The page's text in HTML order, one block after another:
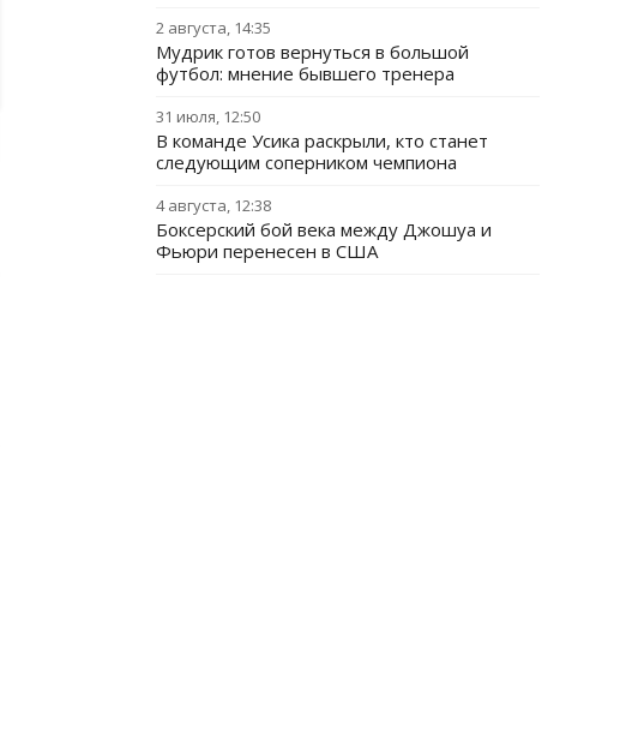
2 августа, 14:35
Мудрик готов вернуться в большой
футбол: мнение бывшего тренера
31 июля, 12:50
В команде Усика раскрыли, кто станет
следующим соперником чемпиона
4 августа, 12:38
Боксерский бой века между Джошуа и
Фьюри перенесен в США